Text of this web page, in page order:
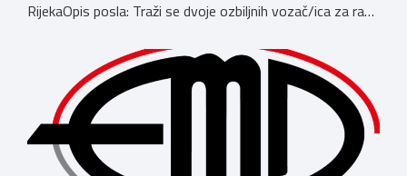
RijekaOpis posla: Traži se dvoje ozbiljnih vozač/ica za rad
Cammeo aplikacije na području Rijeke i Opatije. Za sve
upite slobodno se obratite na mob. 0953858832
Branimir. Email: branimirsever@mac.comBroj telefona:
+385953858832